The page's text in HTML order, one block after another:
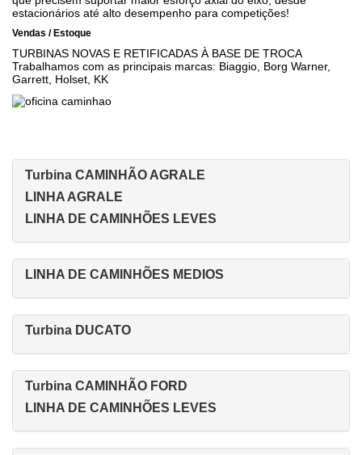
estacionários até alto desempenho para competições!
Vendas / Estoque
TURBINAS NOVAS E RETIFICADAS À BASE DE TROCA
Trabalhamos com as principais marcas: Biaggio, Borg Warner,
Garrett, Holset, KK
Turbina CAMINHÃO AGRALE
LINHA AGRALE
LINHA DE CAMINHÕES LEVES
LINHA DE CAMINHÕES MEDIOS
Turbina DUCATO
Turbina CAMINHÃO FORD
LINHA DE CAMINHÕES LEVES